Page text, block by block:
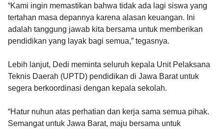
“Kami ingin memastikan bahwa tidak ada lagi siswa yang
tertahan masa depannya karena alasan keuangan. Ini
adalah tanggung jawab kita bersama untuk memberikan
pendidikan yang layak bagi semua,” tegasnya.
Lebih lanjut, Dedi meminta seluruh kepala Unit Pelaksana
Teknis Daerah (UPTD) pendidikan di Jawa Barat untuk
segera berkoordinasi dengan kepala sekolah.
“Hatur nuhun atas perhatian dan kerja sama semua pihak.
Semangat untuk Jawa Barat, maju bersama untuk